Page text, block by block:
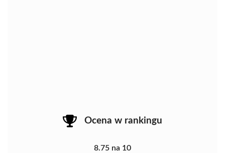
Ocena w rankingu
8.75 na 10